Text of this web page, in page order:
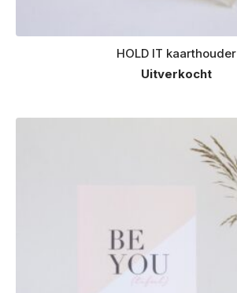
HOLD IT kaarthouder
Uitverkocht